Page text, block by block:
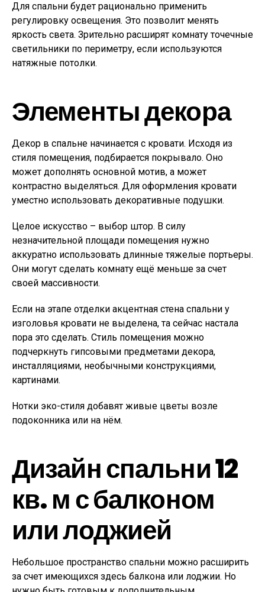
Для спальни будет рационально применить
регулировку освещения. Это позволит менять
яркость света. Зрительно расширят комнату точечные
светильники по периметру, если используются
натяжные потолки.
Элементы декора
Декор в спальне начинается с кровати. Исходя из
стиля помещения, подбирается покрывало. Оно
может дополнять основной мотив, а может
контрастно выделяться. Для оформления кровати
уместно использовать декоративные подушки.
Целое искусство – выбор штор. В силу
незначительной площади помещения нужно
аккуратно использовать длинные тяжелые портьеры.
Они могут сделать комнату ещё меньше за счет
своей массивности.
Если на этапе отделки акцентная стена спальни у
изголовья кровати не выделена, та сейчас настала
пора это сделать. Стиль помещения можно
подчеркнуть гипсовыми предметами декора,
инсталляциями, необычными конструкциями,
картинами.
Нотки эко-стиля добавят живые цветы возле
подоконника или на нём.
Дизайн спальни 12
кв. м с балконом
или лоджией
Небольшое пространство спальни можно расширить
за счет имеющихся здесь балкона или лоджии. Но